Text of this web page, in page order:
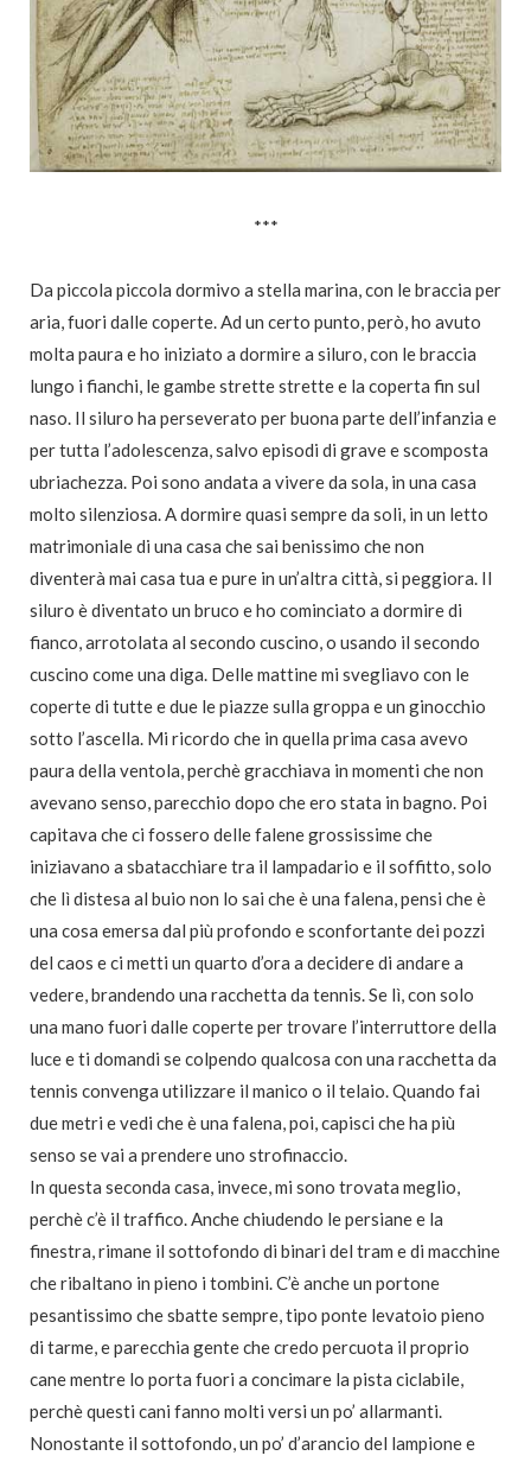
***
Da piccola piccola dormivo a stella marina, con le braccia per
aria, fuori dalle coperte. Ad un certo punto, però, ho avuto
molta paura e ho iniziato a dormire a siluro, con le braccia
lungo i fianchi, le gambe strette strette e la coperta fin sul
naso. Il siluro ha perseverato per buona parte dell’infanzia e
per tutta l’adolescenza, salvo episodi di grave e scomposta
ubriachezza. Poi sono andata a vivere da sola, in una casa
molto silenziosa. A dormire quasi sempre da soli, in un letto
matrimoniale di una casa che sai benissimo che non
diventerà mai casa tua e pure in un’altra città, si peggiora. Il
siluro è diventato un bruco e ho cominciato a dormire di
fianco, arrotolata al secondo cuscino, o usando il secondo
cuscino come una diga. Delle mattine mi svegliavo con le
coperte di tutte e due le piazze sulla groppa e un ginocchio
sotto l’ascella. Mi ricordo che in quella prima casa avevo
paura della ventola, perchè gracchiava in momenti che non
avevano senso, parecchio dopo che ero stata in bagno. Poi
capitava che ci fossero delle falene grossissime che
iniziavano a sbatacchiare tra il lampadario e il soffitto, solo
che lì distesa al buio non lo sai che è una falena, pensi che è
una cosa emersa dal più profondo e sconfortante dei pozzi
del caos e ci metti un quarto d’ora a decidere di andare a
vedere, brandendo una racchetta da tennis. Se lì, con solo
una mano fuori dalle coperte per trovare l’interruttore della
luce e ti domandi se colpendo qualcosa con una racchetta da
tennis convenga utilizzare il manico o il telaio. Quando fai
due metri e vedi che è una falena, poi, capisci che ha più
senso se vai a prendere uno strofinaccio.
In questa seconda casa, invece, mi sono trovata meglio,
perchè c’è il traffico. Anche chiudendo le persiane e la
finestra, rimane il sottofondo di binari del tram e di macchine
che ribaltano in pieno i tombini. C’è anche un portone
pesantissimo che sbatte sempre, tipo ponte levatoio pieno
di tarme, e parecchia gente che credo percuota il proprio
cane mentre lo porta fuori a concimare la pista ciclabile,
perchè questi cani fanno molti versi un po’ allarmanti.
Nonostante il sottofondo, un po’ d’arancio del lampione e